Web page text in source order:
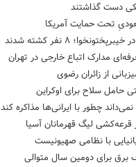
دست گذاشتند
تحت حمایت آمریکا
۸ نفر کشته شدند
مدارک اتباع خارجی در تهران
از زائران رضوی
حامل سلاح برای اوکراین
چطور با ایرانی‌ها مذاکره کند
قرعه‌کشی لیگ قهرمانان آسیا
با نظامی صهیونیست